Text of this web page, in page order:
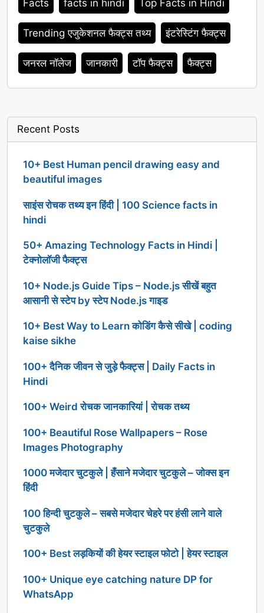
Facts facts in hindi Top Facts in Hindi
Trending एजुकेशनल फैक्ट्स तथ्य इंटरेस्टिंग फैक्ट्स
जनरल नॉलेज जानकारी टॉप फैक्ट्स फैक्ट्स
Recent Posts
10+ Best Human pencil drawing easy and
beautiful images
साइंस रोचक तथ्य इन हिंदी | 100 Science facts in
hindi
50+ Amazing Technology Facts in Hindi |
टेक्नोलॉजी फैक्ट्स
10+ Node.js Guide Tips – Node.js सीखें बहुत
आसानी से स्टेप by स्टेप Node.js गाइड
10+ Best Way to Learn कोडिंग कैसे सीखे | coding
kaise sikhe
100+ दैनिक जीवन से जुड़े फैक्ट्स | Daily Facts in
Hindi
100+ Weird रोचक जानकारियां | रोचक तथ्य
100+ Beautiful Rose Wallpapers – Rose
Images Photography
1000 मजेदार चुटकुले | हँसाने मजेदार चुटकुले – जोक्स इन
हिंदी
100 हिन्दी चुटकुले – सबसे मजेदार चेहरे पर हंसी लाने वाले
चुटकुले
100+ Best लड़कियों की हेयर स्टाइल फोटो | हेयर स्टाइल
100+ Unique eye catching nature DP for
WhatsApp